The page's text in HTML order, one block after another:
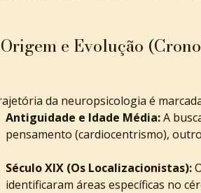
e Evolução
da neuropsicologia é
Antiguidade e Idade Média: A
pensamento (cardiocentrismo),
Século XIX (Os Localizacionistas):
identificaram áreas específicas no